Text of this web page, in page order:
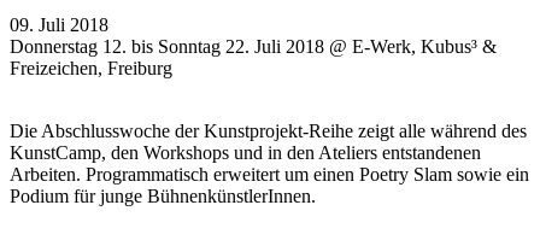
09. Juli 2018
Donnerstag 12. bis Sonntag 22. Juli 2018 @ E-Werk, Kubus³ &
Freizeichen, Freiburg
Die Abschlusswoche der Kunstprojekt-Reihe zeigt alle während des
KunstCamp, den Workshops und in den Ateliers entstandenen
Arbeiten. Programmatisch erweitert um einen Poetry Slam sowie ein
Podium für junge BühnenkünstlerInnen.